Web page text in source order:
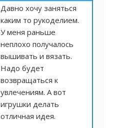
Давно хочу заняться
каким то рукоделием.
У меня раньше
неплохо получалось
вышивать и вязать.
Надо будет
возвращаться к
увлечениям. А вот
игрушки делать
отличная идея.